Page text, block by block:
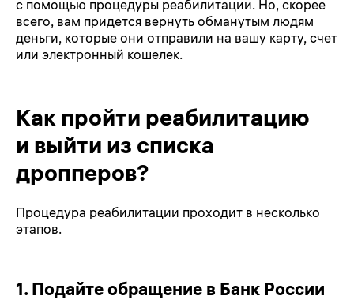
с помощью процедуры реабилитации. Но, скорее
всего, вам придется вернуть обманутым людям
деньги, которые они отправили на вашу карту, счет
или электронный кошелек.
Как пройти реабилитацию
и выйти из списка
дропперов?
Процедура реабилитации проходит в несколько
этапов.
1. Подайте обращение в Банк России